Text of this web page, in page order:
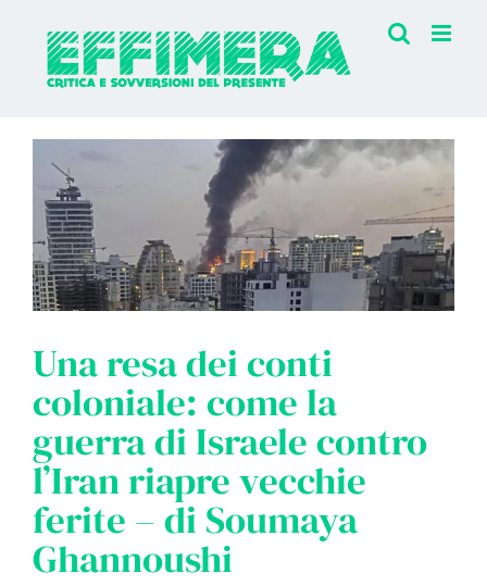
contenuto
Una resa dei conti
coloniale: come la
guerra di Israele contro
l’Iran riapre vecchie
ferite – di Soumaya
Ghannoushi